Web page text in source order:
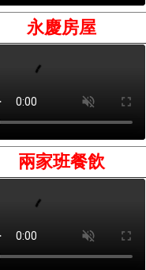
永慶房屋
兩家班餐飲